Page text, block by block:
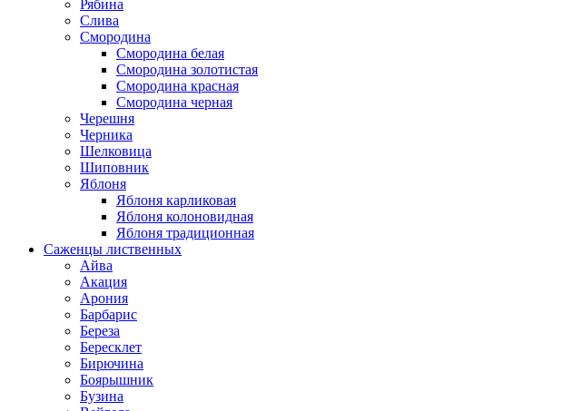
Рябина
Слива
Смородина
Смородина белая
Смородина золотистая
Смородина красная
Смородина черная
Черешня
Черника
Шелковица
Шиповник
Яблоня
Яблоня карликовая
Яблоня колоновидная
Яблоня традиционная
Саженцы лиственных
Айва
Акация
Арония
Барбарис
Береза
Бересклет
Бирючина
Боярышник
Бузина